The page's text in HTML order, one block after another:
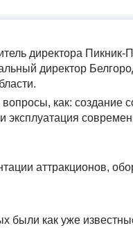
директора Пикник-
директор
как: создание
эксплуатация
аттракционов,
были как уже